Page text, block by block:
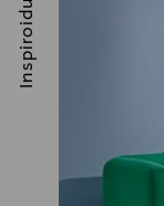
Inspiroidu